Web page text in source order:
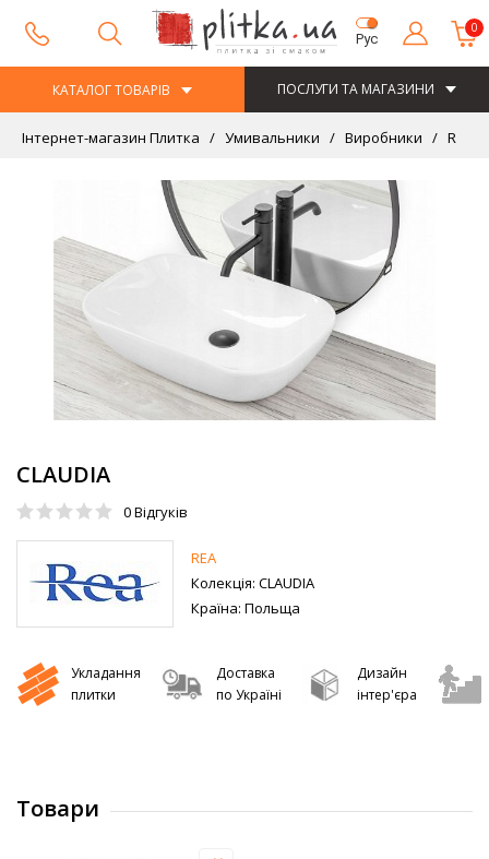
Рус
0
КАТАЛОГ ТОВАРІВ ПОСЛУГИ ТА МАГАЗИНИ
Інтернет-магазин Плитка Умивальники Виробники REA
CLAUDIA
0Відгуків
REA
Колекція: CLAUDIA
Країна: Польща
Укладання
плитки
Доставка
по Україні
Дизайн
інтер'єра
Товари